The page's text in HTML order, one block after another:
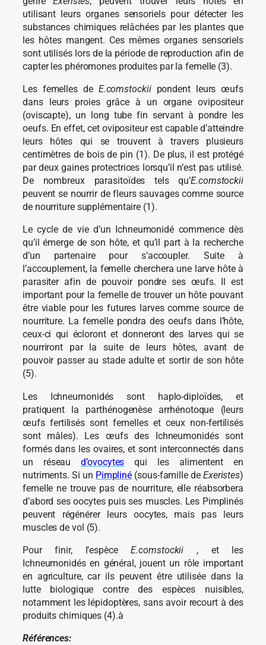
utilisant leurs organes sensoriels pour détecter les
substances chimiques relâchées par les plantes que
les hôtes mangent. Ces mêmes organes sensoriels
sont utilisés lors de la période de reproduction afin de
capter les phéromones produites par la femelle (3).
Les femelles de E.comstockiipondent leurs œufs
dans leurs proies grâce à un organe ovipositeur
(oviscapte), un long tube fin servant à pondre les
oeufs. En effet, cet ovipositeur est capable d’atteindre
leurs hôtes qui se trouvent à travers plusieurs
centimètres de bois de pin (1). De plus, il est protégé
par deux gaines protectrices lorsqu’il n’est pas utilisé.
De nombreux parasitoïdes tels qu’E.comstockii
peuvent se nourrir de fleurs sauvages comme source
de nourriture supplémentaire (1).
Le cycle de vie d’un Ichneumonidé commence dès
qu’il émerge de son hôte, et qu’il part à la recherche
d’un partenaire pour s’accoupler. Suite à
l’accouplement, la femelle cherchera une larve hôte à
parasiter afin de pouvoir pondre ses œufs. Il est
important pour la femelle de trouver un hôte pouvant
être viable pour les futures larves comme source de
nourriture. La femelle pondra des oeufs dans l’hôte,
ceux-ci qui écloront et donneront des larves qui se
nourriront par la suite de leurs hôtes, avant de
pouvoir passer au stade adulte et sortir de son hôte
(5).
Les Ichneumonidés sont haplo-diploïdes, et
pratiquent la parthénogenèse arrhénotoque (leurs
œufs fertilisés sont femelles et ceux non-fertilisés
sont mâles). Les œufs des Ichneumonidés sont
formés dans les ovaires, et sont interconnectés dans
un réseaud’ovocytes qui les alimentent en
nutriments. Si un Pimpliné (sous-famille de Exeristes)
femelle ne trouve pas de nourriture, elle réabsorbera
d’abord ses oocytes puis ses muscles. Les Pimplinés
peuvent régénérer leurs oocytes, mais pas leurs
muscles de vol (5).
Pour finir, l’espèceE.comstockii , et les
Ichneumonidés en général, jouent un rôle important
en agriculture, car ils peuvent être utilisée dans la
lutte biologique contre des espèces nuisibles,
notamment les lépidoptères, sans avoir recourt à des
produits chimiques (4).à
Références: